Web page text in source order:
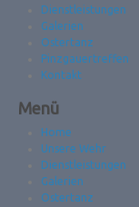
Dienstleistungen
Galerien
Ostertanz
Pinzgauertreffen
Kontakt
Menü
Home
Unsere Wehr
Dienstleistungen
Galerien
Ostertanz